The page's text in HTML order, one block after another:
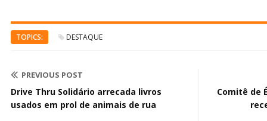
TOPICS: DESTAQUE
PREVIOUS POST
Drive Thru Solidário arrecada livros
usados em prol de animais de rua
Comitê de